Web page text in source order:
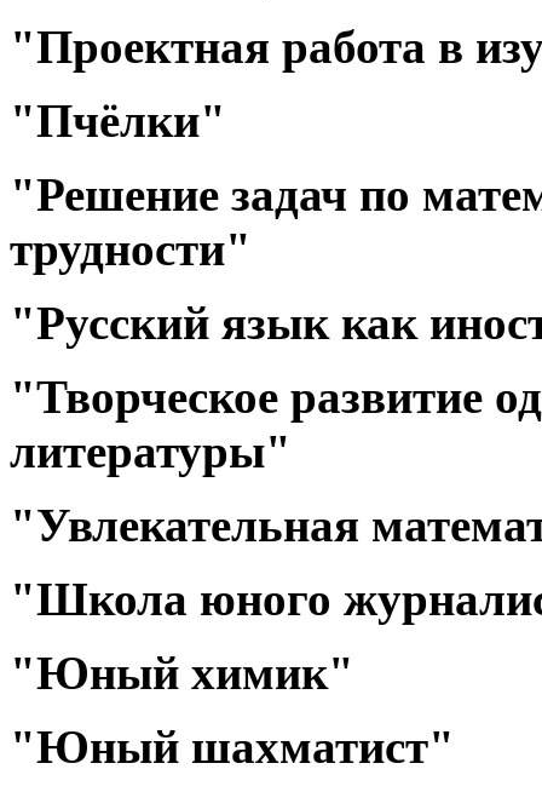
"Проектная работа в
"Пчёлки"
"Решение задач по
трудности"
"Русский язык как
"Творческое развитие
литературы"
"Увлекательная
"Школа юного
"Юный химик"
"Юный шахматист"